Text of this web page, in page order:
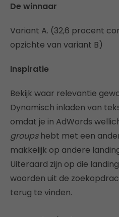
De winnaar
Variant A. (32,6 procent
opzichte van variant B)
Inspiratie
Bekijk waar relevantie
Dynamisch inladen van
omdat je in AdWords
groupshebt met een
makkelijk op andere
Uiteraard zijn op die
woorden uit de
terug te vinden.